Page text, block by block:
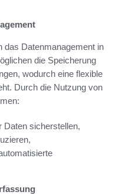
das Datenmanagement in
die Speicherung
wodurch eine flexible
Durch die Nutzung von
Daten sicherstellen,